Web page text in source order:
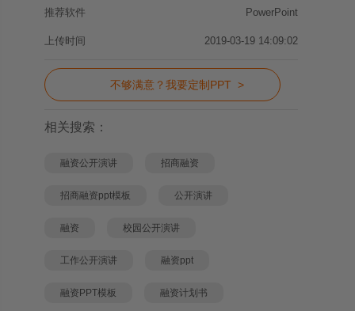
推荐软件 PowerPoint
上传时间 2019-03-19 14:09:02
不够满意？我要定制PPT >
相关搜索：
融资公开演讲 招商融资
招商融资ppt模板 公开演讲
融资 校园公开演讲
工作公开演讲 融资ppt
融资PPT模板 融资计划书